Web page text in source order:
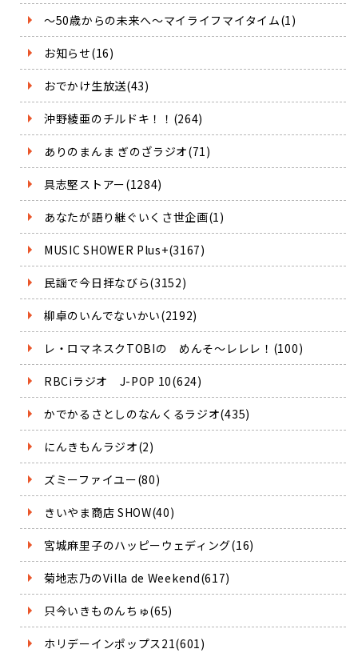
～50歳からの未来へ～マイライフマイタイム(1)
お知らせ(16)
おでかけ生放送(43)
沖野綾亜のチルドキ！！(264)
ありのまんま ぎのざラジオ(71)
具志堅ストアー(1284)
あなたが語り継ぐいくさ世企画(1)
MUSIC SHOWER Plus+(3167)
民謡で今日拝なびら(3152)
柳卓のいんでないかい(2192)
レ・ロマネスクTOBIの めんそ～レレレ！(100)
RBCiラジオ J-POP 10(624)
かでかるさとしのなんくるラジオ(435)
にんきもんラジオ(2)
ズミーファイユー(80)
きいやま商店 SHOW(40)
宮城麻里子のハッピーウェディング(16)
菊地志乃のVilla de Weekend(617)
只今いきものんちゅ(65)
ホリデーインポップス21(601)